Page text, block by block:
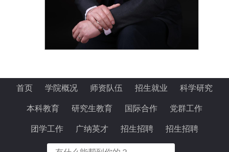
首页 学院概况 师资队伍 招生就业 科学研究
本科教育 研究生教育 国际合作 党群工作
团学工作 广纳英才 招生招聘 招生招聘